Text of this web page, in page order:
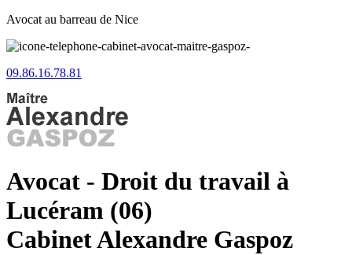
Avocat au barreau de Nice
09.86.16.78.81
Avocat - Droit du travail à
Lucéram (06)
Cabinet Alexandre Gaspoz